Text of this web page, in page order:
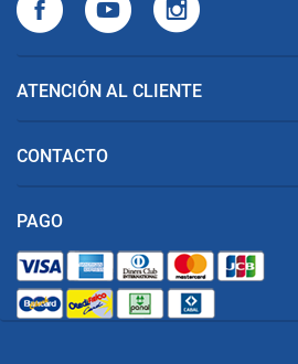
ATENCIÓN AL CLIENTE
CONTACTO
PAGO